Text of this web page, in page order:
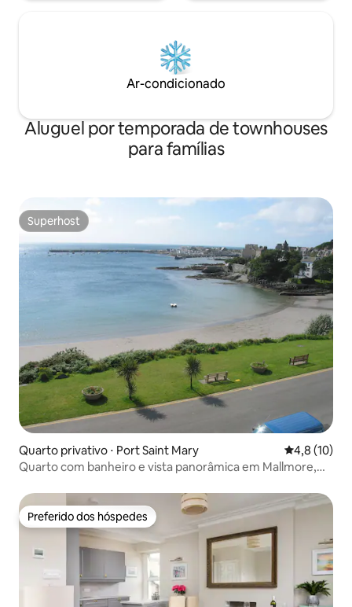
Ar-condicionado
Aluguel por temporada de townhouses
para famílias
Superhost
Superhost
Quarto privativo ⋅ Port Saint Mary 4,8 de uma
4,8 (10)
Quarto com banheiro e vista panorâmica em Mallmore,
Preferido dos hóspedes
Preferido dos hóspedes